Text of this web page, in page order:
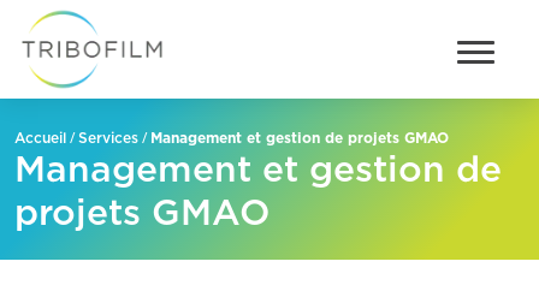
Accueil /Services / Management et gestion de projets GMAO
Management et gestion de
projets GMAO